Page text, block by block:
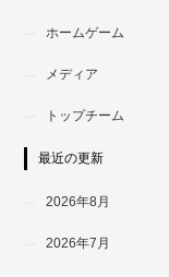
ホームゲーム
メディア
トップチーム
最近の更新
2026年8月
2026年7月